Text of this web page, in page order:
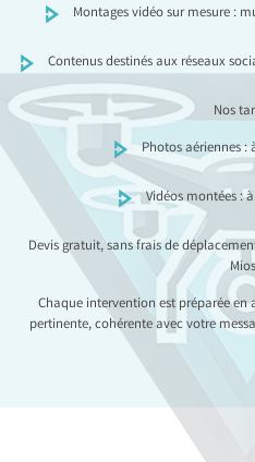
Montages vidéo sur mesure :
Contenus destinés aux réseaux
Nos
Photos aériennes :
Vidéos montées :
Devis gratuit, sans frais de
Chaque intervention est préparée
pertinente, cohérente avec votre